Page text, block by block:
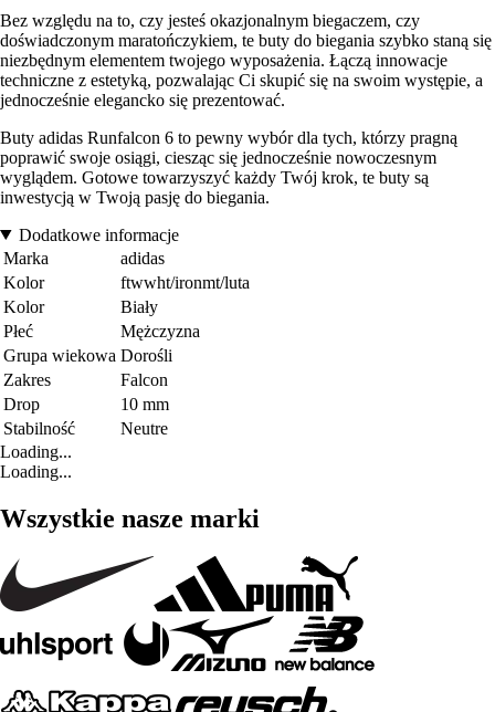
Bez względu na to, czy jesteś okazjonalnym biegaczem, czy
doświadczonym maratończykiem, te buty do biegania szybko staną się
niezbędnym elementem twojego wyposażenia. Łączą innowacje
techniczne z estetyką, pozwalając Ci skupić się na swoim występie, a
jednocześnie elegancko się prezentować.
Buty adidas Runfalcon 6 to pewny wybór dla tych, którzy pragną
poprawić swoje osiągi, ciesząc się jednocześnie nowoczesnym
wyglądem. Gotowe towarzyszyć każdy Twój krok, te buty są
inwestycją w Twoją pasję do biegania.
Dodatkowe informacje
Marka
adidas
Kolor
ftwwht/ironmt/luta
Kolor
Biały
Płeć
Mężczyzna
Grupa wiekowa Dorośli
Zakres
Falcon
Drop
10 mm
Stabilność
Neutre
Loading...
Loading...
Wszystkie nasze marki